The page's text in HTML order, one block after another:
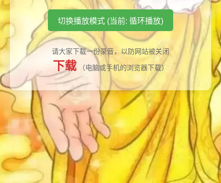
切换播放模式 (当前: 循环播放)
请大家下载一份录音，以防网站被关闭
下载 （电脑或手机的浏览器下载）